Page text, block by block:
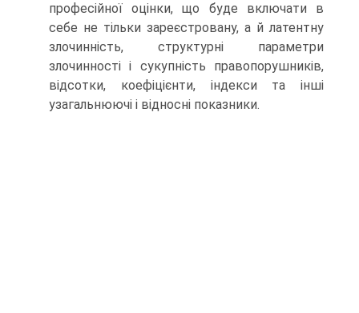
професійної оцінки, що буде включати в
себе не тільки зареєстровану, а й латентну
злочинність, структурні параметри
злочинності і сукупність правопорушників,
відсотки, коефіцієнти, індекси та інші
узагальнюючі і відносні показники.